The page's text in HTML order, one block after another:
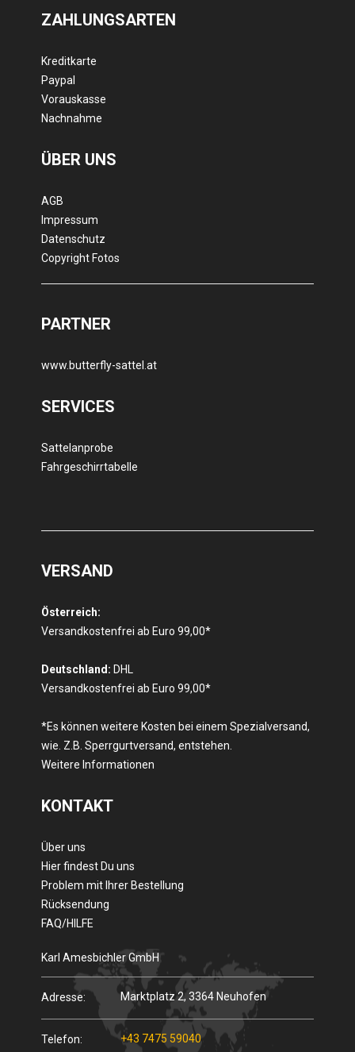
ZAHLUNGSARTEN
Kreditkarte
Paypal
Vorauskasse
Nachnahme
ÜBER UNS
AGB
Impressum
Datenschutz
Copyright Fotos
PARTNER
www.butterfly-sattel.at
SERVICES
Sattelanprobe
Fahrgeschirrtabelle
VERSAND
Österreich:
Versandkostenfrei ab Euro 99,00*
Deutschland: DHL
Versandkostenfrei ab Euro 99,00*
*Es können weitere Kosten bei einem Spezialversand,
wie. Z.B. Sperrgurtversand, entstehen.
Weitere Informationen
KONTAKT
Über uns
Hier findest Du uns
Problem mit Ihrer Bestellung
Rücksendung
FAQ/HILFE
Karl Amesbichler GmbH
Adresse: Marktplatz 2, 3364 Neuhofen
Telefon: +43 7475 59040